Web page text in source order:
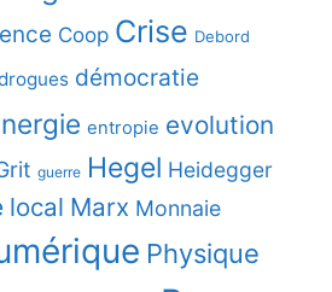
Coop Crise Debord
démocratie
entropie evolution
guerre Hegel Heidegger
local Marx Monnaie
Physique